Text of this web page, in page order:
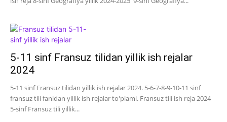
5-11 sinf Fransuz tilidan yillik ish rejalar
2024
5-11 sinf Fransuz tilidan yillik ish rejalar 2024. 5-6-7-8-9-10-11 sinf
fransuz tili fanidan yillik ish rejalar to'plami. Fransuz tili ish reja 2024
5-sinf Fransuz tili yillik...